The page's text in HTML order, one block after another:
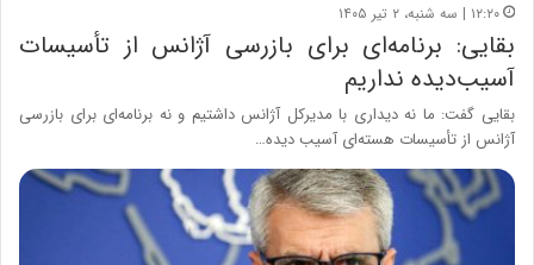
۱۲:۲۰ | سه شنبه، ۲ تیر ۱۴۰۵
بقایی: برنامه‌ای برای بازرسی آژانس از تأسیسات
آسیب‌دیده نداریم
بقایی گفت: ما نه دیداری با مدیرکل آژانس داشتیم و نه برنامه‌ای برای بازرسی
آژانس از تأسیسات هسته‌ای آسیب دیده…